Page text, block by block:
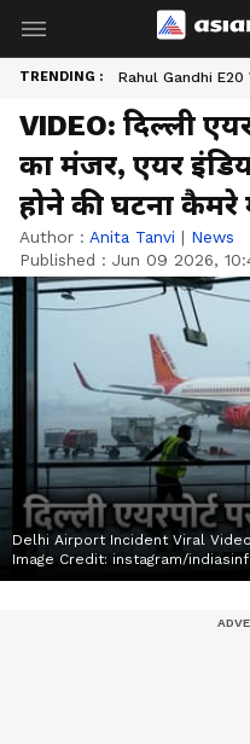
TRENDING : Rahul Gandhi E20
VIDEO: दिल्ली
का मंजर, एयर
होने की घटना
Author : Anita Tanvi | News
Published : Jun 09 2026,
Delhi Airport Incident Viral Video
Image Credit: instagram/